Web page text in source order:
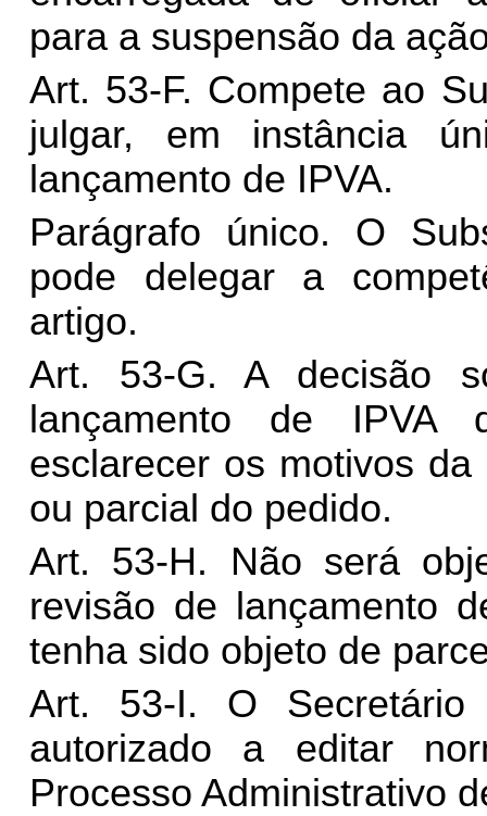
para a suspensão da
Art. 53-F. Compete ao
julgar, em instância
lançamento de IPVA.
Parágrafo único. O
pode delegar a
artigo.
Art. 53-G. A decisão
lançamento de IPVA
esclarecer os motivos
ou parcial do pedido.
Art. 53-H. Não será
revisão de lançamento
tenha sido objeto de
Art. 53-I. O
autorizado a editar
Processo Administrativo